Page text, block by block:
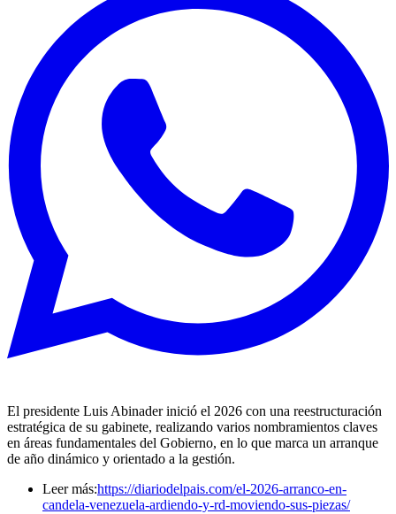
El presidente Luis Abinader inició el 2026 con una reestructuración
estratégica de su gabinete, realizando varios nombramientos claves
en áreas fundamentales del Gobierno, en lo que marca un arranque
de año dinámico y orientado a la gestión.
Leer más:https://diariodelpais.com/el-2026-arranco-en-
candela-venezuela-ardiendo-y-rd-moviendo-sus-piezas/